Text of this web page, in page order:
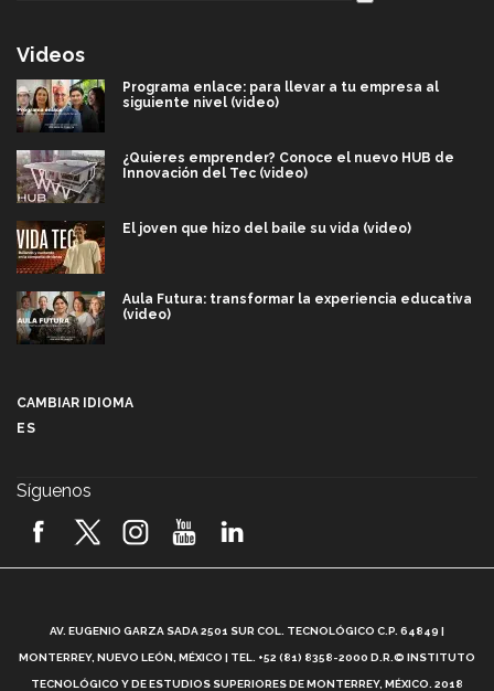
Videos
Programa enlace: para llevar a tu empresa al
siguiente nivel (video)
¿Quieres emprender? Conoce el nuevo HUB de
Innovación del Tec (video)
El joven que hizo del baile su vida (video)
Aula Futura: transformar la experiencia educativa
(video)
2026! (video)
¿Cómo es el Modelo Educativo Tec? (video)
CAMBIAR IDIOMA
ES
Síguenos
AV. EUGENIO GARZA SADA 2501 SUR COL. TECNOLÓGICO C.P. 64849 |
MONTERREY, NUEVO LEÓN, MÉXICO | TEL. +52 (81) 8358-2000 D.R.© INSTITUTO
TECNOLÓGICO Y DE ESTUDIOS SUPERIORES DE MONTERREY, MÉXICO. 2018